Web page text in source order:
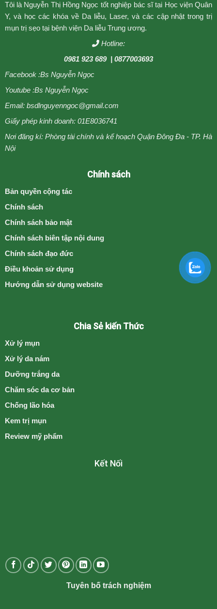
Tôi là Nguyễn Thị Hồng Ngọc tốt nghiệp bác sĩ tại Học viện Quân
Y, và học các khóa về Da liễu, Laser, và các cập nhật trong trị
mụn trị sẹo tại bệnh viện Da liễu Trung ương.
Hotline:
0981 923 689| 0877003693
Facebook :Bs Nguyễn Ngọc
Youtube :Bs Nguyễn Ngọc
Email: bsdlnguyenngoc@gmail.com
Giấy phép kinh doanh: 01E8036741
Nơi đăng kí: Phòng tài chính và kế hoạch Quận Đông Đa - TP. Hà
Nội
Chính sách
Bản quyền cộng tác
Chính sách
Chính sách bảo mật
Chính sách biên tập nội dung
Chính sách đạo đức
Điều khoản sử dụng
Hướng dẫn sử dụng website
Chia Sẻ kiến Thức
Xử lý mụn
Xử lý da nám
Dưỡng trắng da
Chăm sóc da cơ bản
Chống lão hóa
Kem trị mụn
Review mỹ phẩm
Kết Nối
Tuyên bố trách nghiệm